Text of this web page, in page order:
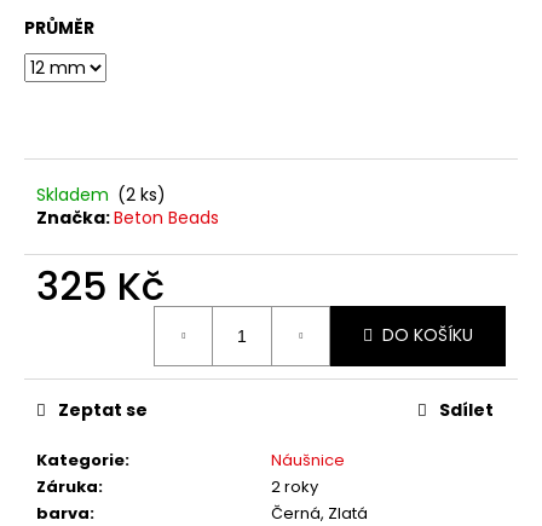
PRŮMĚR
Skladem (2 ks)
Značka:Beton Beads
325 Kč
DO KOŠÍKU
Kategorie:
Náušnice
Záruka:
2 roky
barva:
Černá, Zlatá
Zeptat se Sdílet
D
o
p
u
u
e
m